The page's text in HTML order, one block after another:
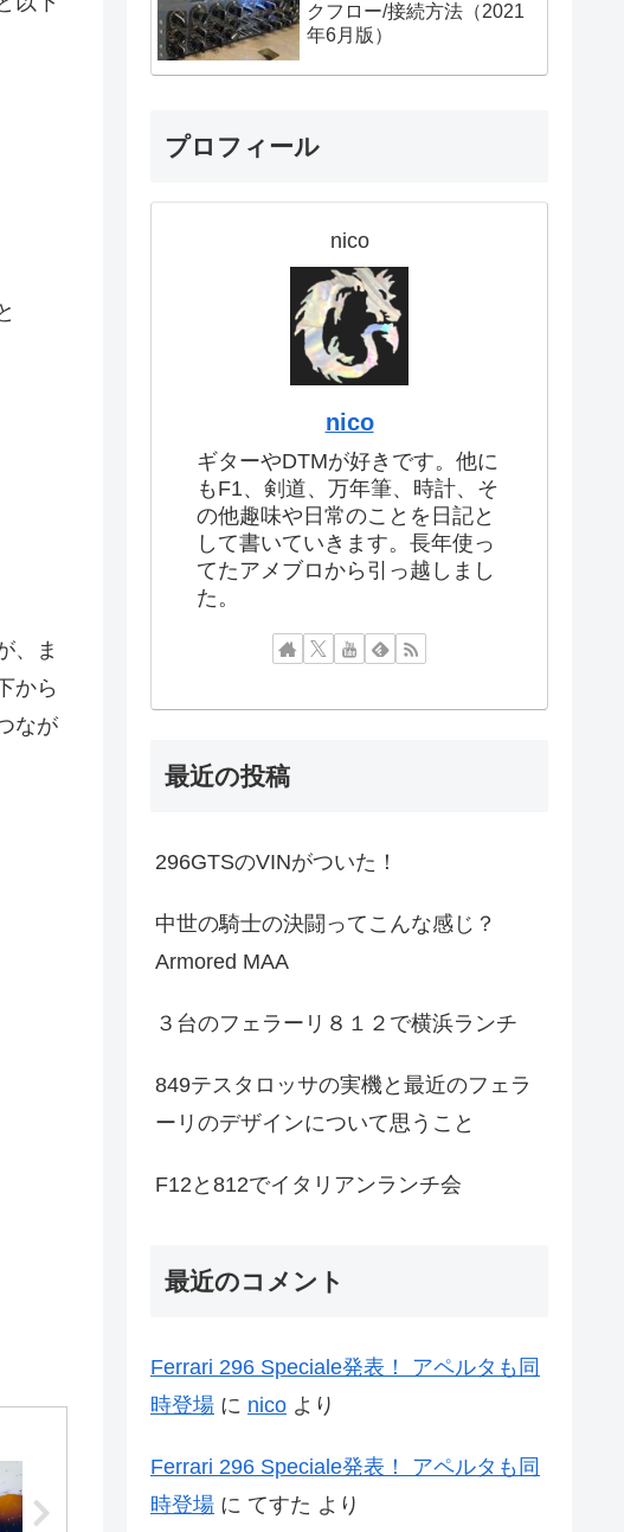
、ま
から
なが
クフロー/接続方法（2021
年6月版）
プロフィール
nico
nico
ギターやDTMが好きです。他に
もF1、剣道、万年筆、時計、そ
の他趣味や日常のことを日記と
して書いていきます。長年使っ
てたアメブロから引っ越しまし
た。
最近の投稿
296GTSのVINがついた！
中世の騎士の決闘ってこんな感じ？
Armored MAA
３台のフェラーリ８１２で横浜ランチ
849テスタロッサの実機と最近のフェラ
ーリのデザインについて思うこと
F12と812でイタリアンランチ会
最近のコメント
Ferrari 296 Speciale発表！ アペルタも同
時登場 に nico より
Ferrari 296 Speciale発表！ アペルタも同
時登場 に てすた より